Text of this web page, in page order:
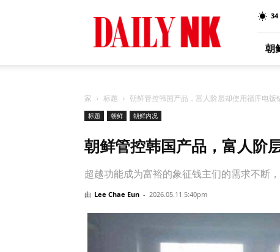
NK
Chinese
34
朝
家 标题 朝鲜管控韩国产品，富人阶层却使用福库电饭
标题 朝鲜 朝鲜内况
朝鲜管控韩国产品，富人阶
超越功能成为富裕的象征钱主们的需求不断
由 Lee Chae Eun - 2026.05.11 5:40pm